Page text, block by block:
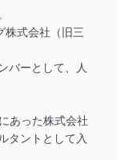
株式会社（旧三
バーとして、人
あった株式会社
タントとして入